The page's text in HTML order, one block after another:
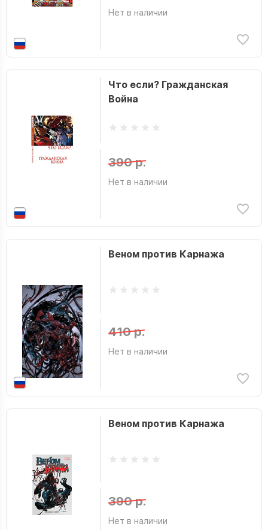
Нет в наличии
Что если? Гражданская
Война
390 р.
Нет в наличии
Веном против Карнажа
410 р.
Нет в наличии
Веном против Карнажа
390 р.
Нет в наличии